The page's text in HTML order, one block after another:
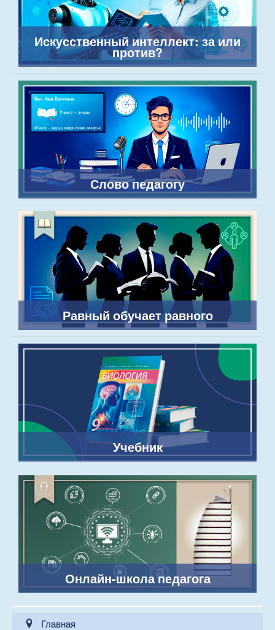
Искусственный интеллект: за или
против?
Слово педагогу
Равный обучает равного
Учебник
Онлайн-школа педагога
Главная